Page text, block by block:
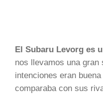
El Subaru Levorg es
nos llevamos una gran
intenciones eran
comparaba con sus